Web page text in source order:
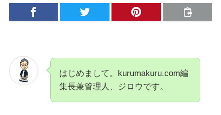
はじめまして。kurumakuru.com編
集長兼管理人、ジロウです。